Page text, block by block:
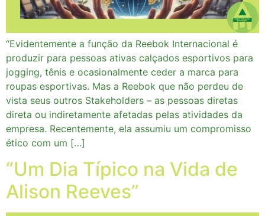
“Evidentemente a função da Reebok Internacional é
produzir para pessoas ativas calçados esportivos para
jogging, tênis e ocasionalmente ceder a marca para
roupas esportivas. Mas a Reebok que não perdeu de
vista seus outros Stakeholders – as pessoas diretas
direta ou indiretamente afetadas pelas atividades da
empresa. Recentemente, ela assumiu um compromisso
ético com um […]
“Um Dia Típico na Vida de
Alison Reeves”